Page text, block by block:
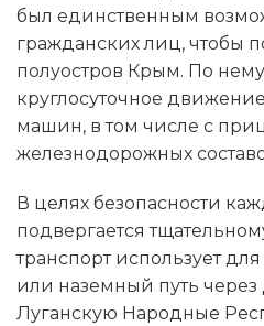
был единственным
гражданских лиц, чтобы
полуостров Крым. По
круглосуточное
машин, в том числе с
железнодорожных
В целях безопасности
подвергается
транспорт использует
или наземный путь
Луганскую Народные